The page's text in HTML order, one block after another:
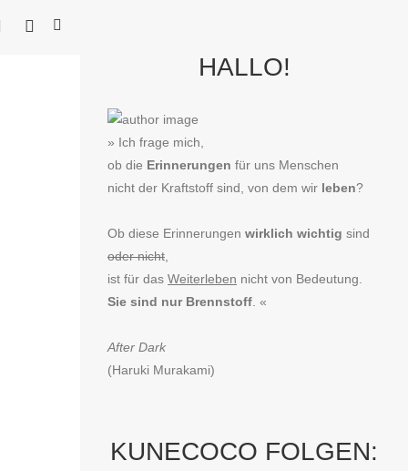
HALLO!
» Ich frage mich,
ob die Erinnerungen für uns Menschen
nicht der Kraftstoff sind, von dem wir leben?
Ob diese Erinnerungen wirklich wichtig sind
oder nicht
ist für das Weiterleben nicht von Bedeutung.
Sie sind nur Brennstoff . «
After Dark
(Haruki Murakami)
KUNECOCO FOLGEN: